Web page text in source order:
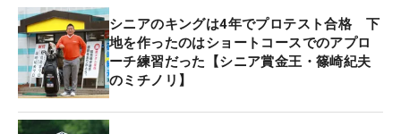
れた。1995年にプロテストに合格し、正確なショッ
トとショートゲームを武器に98年に「アコムインタ
ーナショナル」でツアー初優勝を遂げる。2002年の
「ダンロップフェニックス」では
シニアのキングは4年でプロテスト合格 下
地を作ったのはショートコースでのアプロ
ーチ練習だった【シニア賞金王・篠崎紀夫
のミチノリ】